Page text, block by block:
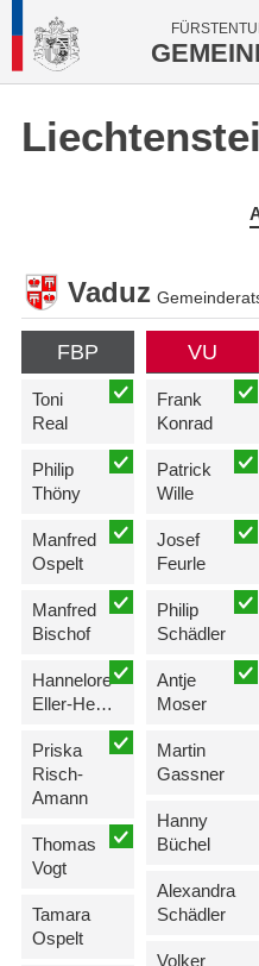
Vaduz
FBP
Toni
Real
Philip
Thöny
Manfred
Ospelt
Manfred
Bischof
Hannelore
Eller-Hemmerle
Priska
Risch-
Amann
Thomas
Vogt
Tamara
Ospelt
VU
Frank
Konrad
Patrick
Wille
Josef
Feurle
Philip
Schädler
Antje
Moser
Martin
Gassner
Hanny
Büchel
Alexandra
Schädler
Volker